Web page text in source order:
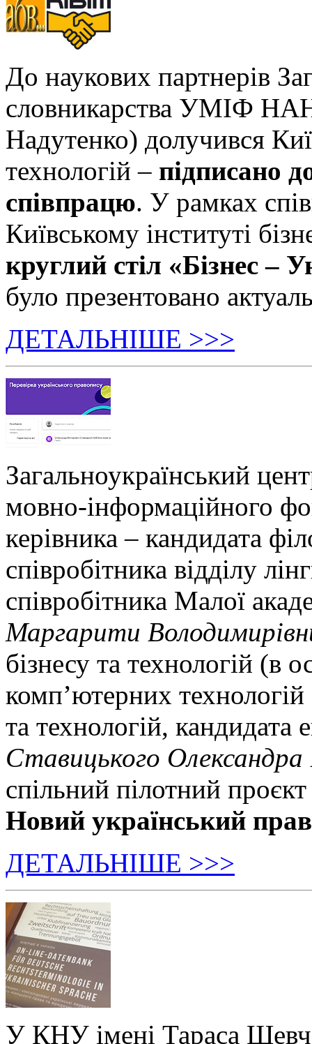
До наукових партнерів
словникарства УМІФ
Надутенко) долучився
технологій – підписано
співпрацю. У рамках
Київському інституті
круглий стіл «Бізнес –
було презентовано
ДЕТАЛЬНІШЕ >>>
Загальноукраїнський
мовно-інформаційного
керівника – кандидата
співробітника відділу
співробітника Малої
Маргарити
бізнесу та технологій (в
комп’ютерних технологій
та технологій, кандидата
Ставицького Олександра
спільний пілотний
Новий український
ДЕТАЛЬНІШЕ >>>
У КНУ імені Тараса